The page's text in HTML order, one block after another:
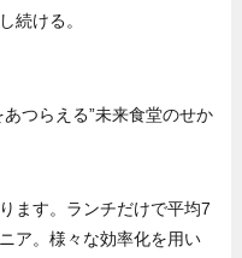
続ける。
つらえる”未来食堂のせか
ます。ランチだけで平均7
ア。様々な効率化を用い